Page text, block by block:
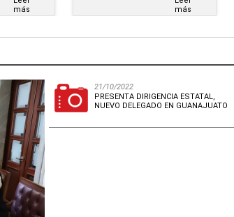
más
más
21/10/2022
PRESENTA DIRIGENCIA ESTATAL,
NUEVO DELEGADO EN GUANAJUATO